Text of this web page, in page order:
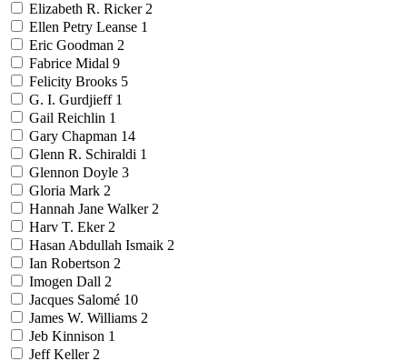
Elizabeth R. Ricker 2
Ellen Petry Leanse 1
Eric Goodman 2
Fabrice Midal 9
Felicity Brooks 5
G. I. Gurdjieff 1
Gail Reichlin 1
Gary Chapman 14
Glenn R. Schiraldi 1
Glennon Doyle 3
Gloria Mark 2
Hannah Jane Walker 2
Harv T. Eker 2
Hasan Abdullah Ismaik 2
Ian Robertson 2
Imogen Dall 2
Jacques Salomé 10
James W. Williams 2
Jeb Kinnison 1
Jeff Keller 2